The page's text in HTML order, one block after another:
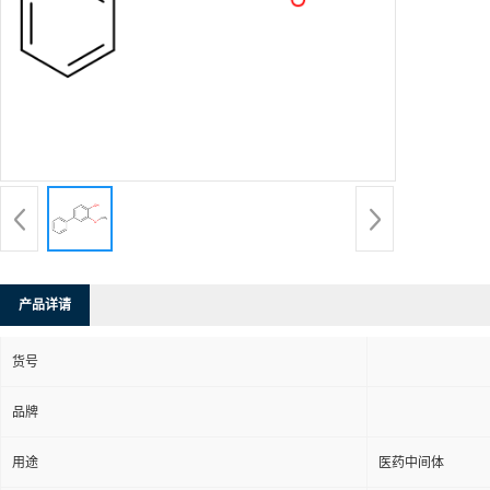
产品详请
货号
品牌
用途 医药中间体